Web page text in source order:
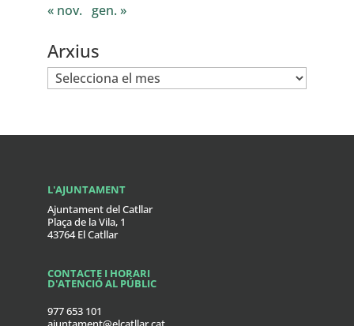
« nov. gen. »
Arxius
Arxius
L'AJUNTAMENT
Ajuntament del Catllar
Plaça de la Vila, 1
43764 El Catllar
CONTACTE I HORARI
D'ATENCIÓ AL PÚBLIC
977 653 101